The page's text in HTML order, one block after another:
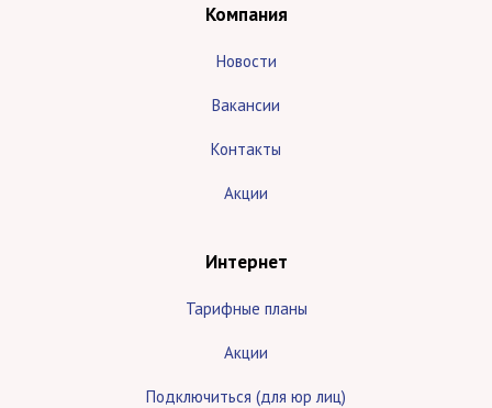
Компания
Новости
Вакансии
Контакты
Акции
Интернет
Тарифные планы
Акции
Подключиться (для юр лиц)